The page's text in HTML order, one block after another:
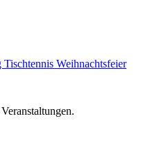
Tischtennis Weihnachtsfeier